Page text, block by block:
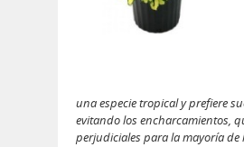
una especie tropical y prefiere
evitando los encharcamientos,
perjudiciales para la mayoría de